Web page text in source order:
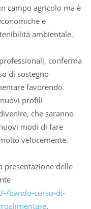
campo agricolo ma è
e
ambientale.
conferma
di sostegno
favorendo
profili
che saranno
modi di fare
velocemente.
presentazione delle
bando-corso-di-
.